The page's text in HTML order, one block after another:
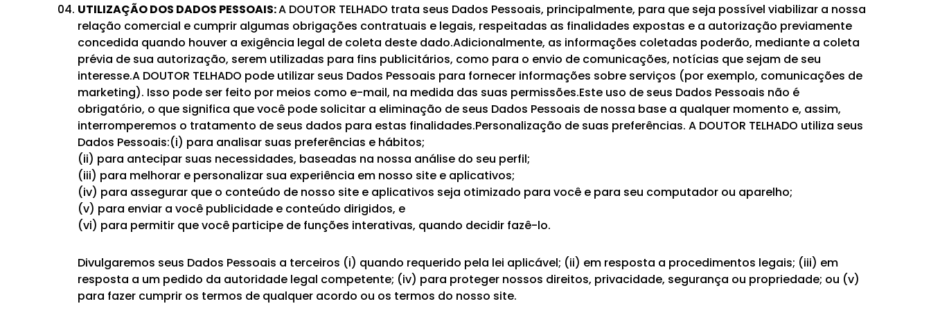
UTILIZAÇÃO DOS DADOS PESSOAIS:A DOUTOR TELHADO trata seus Dados Pessoais, principalmente, para que seja possível viabilizar a nossa
relação comercial e cumprir algumas obrigações contratuais e legais, respeitadas as finalidades expostas e a autorização previamente
concedida quando houver a exigência legal de coleta deste dado.Adicionalmente, as informações coletadas poderão, mediante a coleta
prévia de sua autorização, serem utilizadas para fins publicitários, como para o envio de comunicações, notícias que sejam de seu
interesse.A DOUTOR TELHADO pode utilizar seus Dados Pessoais para fornecer informações sobre serviços (por exemplo, comunicações de
marketing). Isso pode ser feito por meios como e-mail, na medida das suas permissões.Este uso de seus Dados Pessoais não é
obrigatório, o que significa que você pode solicitar a eliminação de seus Dados Pessoais de nossa base a qualquer momento e, assim,
interromperemos o tratamento de seus dados para estas finalidades.Personalização de suas preferências. A DOUTOR TELHADO utiliza seus
Dados Pessoais:(i) para analisar suas preferências e hábitos;
(ii) para antecipar suas necessidades, baseadas na nossa análise do seu perfil;
(iii) para melhorar e personalizar sua experiência em nosso site e aplicativos;
(iv) para assegurar que o conteúdo de nosso site e aplicativos seja otimizado para você e para seu computador ou aparelho;
(v) para enviar a você publicidade e conteúdo dirigidos, e
(vi) para permitir que você participe de funções interativas, quando decidir fazê-lo.
Divulgaremos seus Dados Pessoais a terceiros (i) quando requerido pela lei aplicável; (ii) em resposta a procedimentos legais; (iii) em
resposta a um pedido da autoridade legal competente; (iv) para proteger nossos direitos, privacidade, segurança ou propriedade; ou (v)
para fazer cumprir os termos de qualquer acordo ou os termos do nosso site.